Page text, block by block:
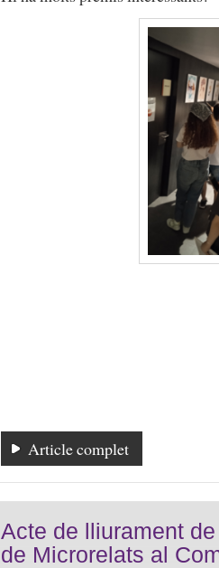
Article complet
Acte de lliurament
de Microrelats al